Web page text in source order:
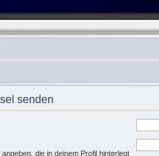
senden
die in deinem Profil hinterlegt